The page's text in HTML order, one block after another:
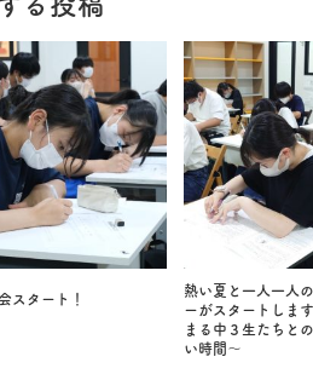
スタート！
熱い夏と一人一人
ーがスタートしま
まる中３生たちと
い時間～